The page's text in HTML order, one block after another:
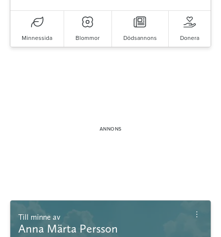
Minnessida Blommor Dödsannons Donera
Till minne av
Anna Märta Persson